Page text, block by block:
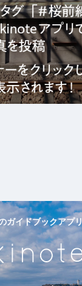
ガイドブックアプ